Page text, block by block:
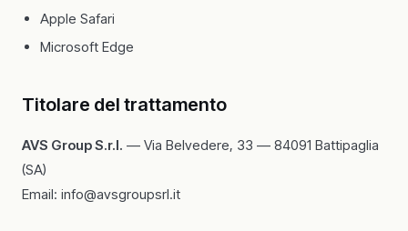
Apple Safari
Microsoft Edge
Titolare del trattamento
AVS Group S.r.l. — Via Belvedere, 33 — 84091 Battipaglia
(SA)
Email: info@avsgroupsrl.it